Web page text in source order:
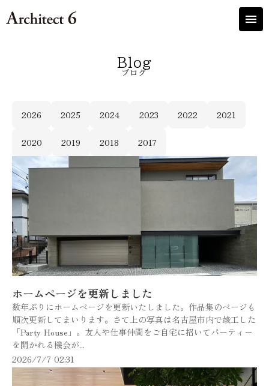
menu
Blog
ブログ
2026 2025 2024 2023 2022 2021
2020 2019 2018 2017
ホームページを更新しました
数年ぶりにホームページを更新いたしました。作品集のページも
順次更新してまいります。さて上の写真は名古屋市内で竣工した
「Party House」。友人や仕事仲間をご自宅に招いてパーティー
を開かれる機会が...
2026/7/7 02:31